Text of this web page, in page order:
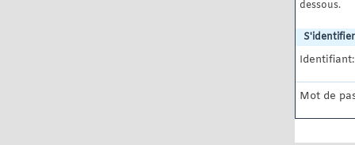
dessous.
S'identifier
Identifiant:
Mot de